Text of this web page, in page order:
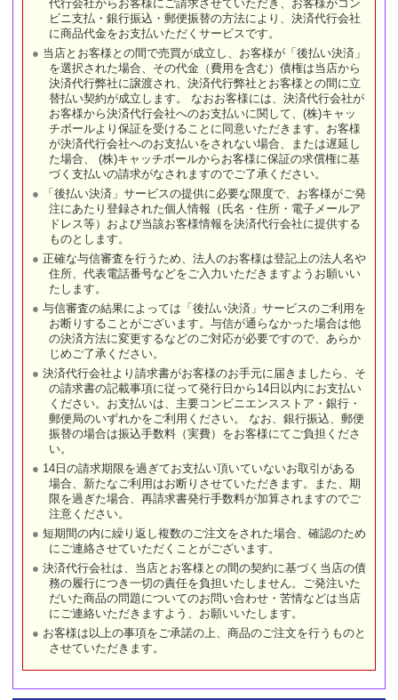
代行会社からお客様にご請求させていただき、お客様がコン
ビニ支払・銀行振込・郵便振替の方法により、決済代行会社
に商品代金をお支払いただくサービスです。
当店とお客様との間で売買が成立し、お客様が「後払い決済」
を選択された場合、その代金（費用を含む）債権は当店から
決済代行弊社に譲渡され、決済代行弊社とお客様との間に立
替払い契約が成立します。 なおお客様には、決済代行会社が
お客様から決済代行会社へのお支払いに関して、(株)キャッ
チボールより保証を受けることに同意いただきます。お客様
が決済代行会社へのお支払いをされない場合、または遅延し
た場合、 (株)キャッチボールからお客様に保証の求償権に基
づく支払いの請求がなされますのでご了承ください。
「後払い決済」サービスの提供に必要な限度で、お客様がご発
注にあたり登録された個人情報（氏名・住所・電子メールア
ドレス等）および当該お客様情報を決済代行会社に提供する
ものとします。
正確な与信審査を行うため、法人のお客様は登記上の法人名や
住所、代表電話番号などをご入力いただきますようお願いい
たします。
与信審査の結果によっては「後払い決済」サービスのご利用を
お断りすることがございます。与信が通らなかった場合は他
の決済方法に変更するなどのご対応が必要ですので、あらか
じめご了承ください。
決済代行会社より請求書がお客様のお手元に届きましたら、そ
の請求書の記載事項に従って発行日から14日以内にお支払い
ください。お支払いは、主要コンビニエンスストア・銀行・
郵便局のいずれかをご利用ください。 なお、銀行振込、郵便
振替の場合は振込手数料（実費）をお客様にてご負担くださ
い。
14日の請求期限を過ぎてお支払い頂いていないお取引がある
場合、新たなご利用はお断りさせていただきます。また、期
限を過ぎた場合、再請求書発行手数料が加算されますのでご
注意ください。
短期間の内に繰り返し複数のご注文をされた場合、確認のため
にご連絡させていただくことがございます。
決済代行会社は、当店とお客様との間の契約に基づく当店の債
務の履行につき一切の責任を負担いたしません。ご発注いた
だいた商品の問題についてのお問い合わせ・苦情などは当店
にご連絡いただきますよう、お願いいたします。
お客様は以上の事項をご承諾の上、商品のご注文を行うものと
させていただきます。